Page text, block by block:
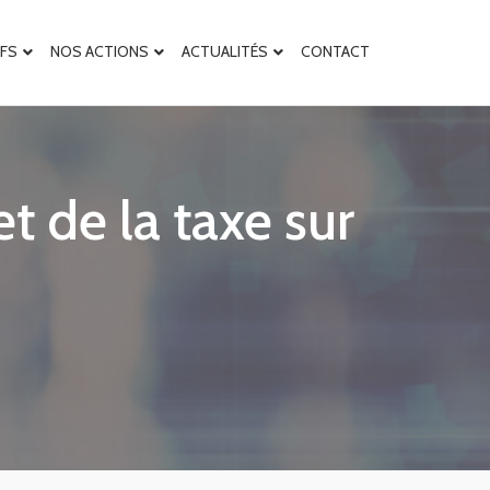
NOS ACTIONS ACTUALITÉS CONTACT
de la taxe sur